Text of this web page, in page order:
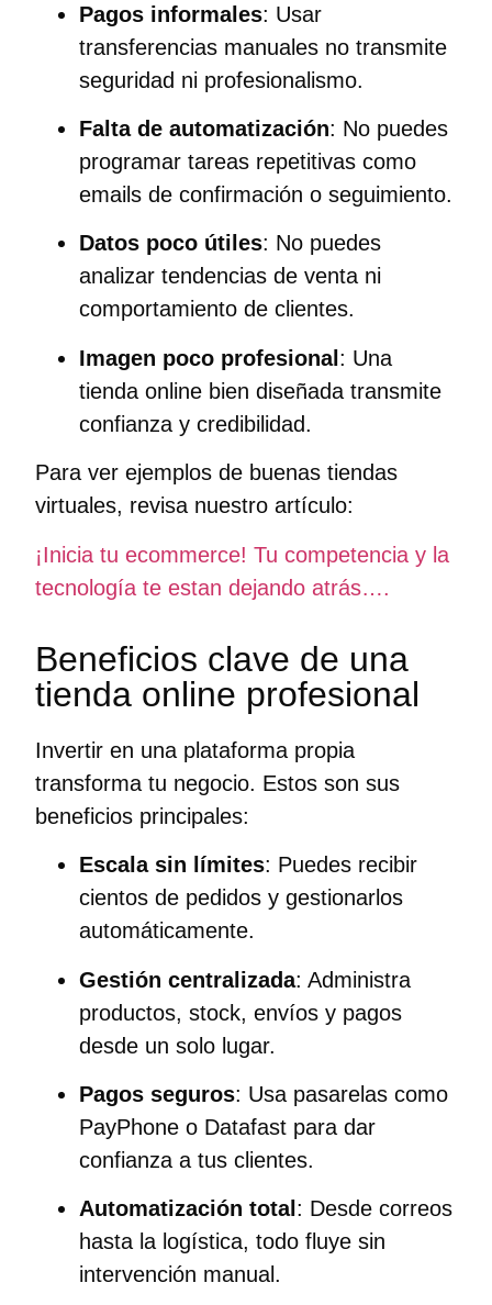
Pagos informales: Usar
transferencias manuales no transmite
seguridad ni profesionalismo.
Falta de automatización: No puedes
programar tareas repetitivas como
emails de confirmación o seguimiento.
Datos poco útiles: No puedes
analizar tendencias de venta ni
comportamiento de clientes.
Imagen poco profesional : Una
tienda online bien diseñada transmite
confianza y credibilidad.
Para ver ejemplos de buenas tiendas
virtuales, revisa nuestro artículo:
¡Inicia tu ecommerce! Tu competencia y la
tecnología te estan dejando atrás….
Beneficios clave de una
tienda online profesional
Invertir en una plataforma propia
transforma tu negocio. Estos son sus
beneficios principales:
Escala sin límites: Puedes recibir
cientos de pedidos y gestionarlos
automáticamente.
Gestión centralizada: Administra
productos, stock, envíos y pagos
desde un solo lugar.
Pagos seguros: Usa pasarelas como
PayPhone o Datafast para dar
confianza a tus clientes.
Automatización total : Desde correos
hasta la logística, todo fluye sin
intervención manual.